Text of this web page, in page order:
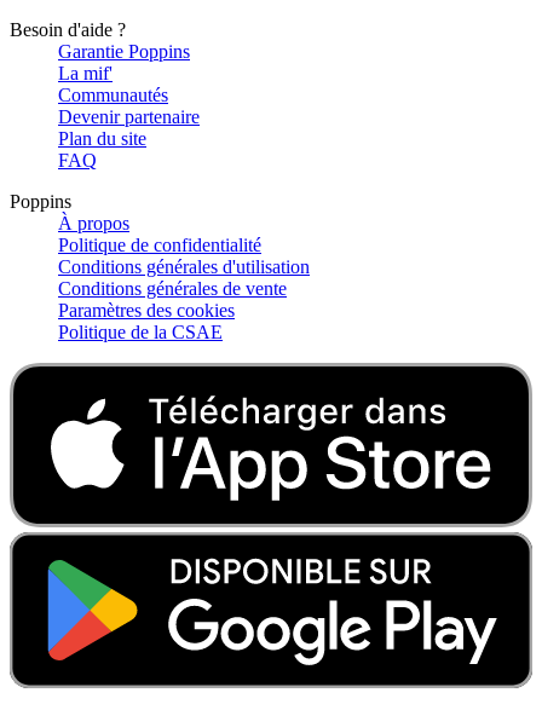
Besoin d'aide ?
Garantie Poppins
La mif'
Communautés
Devenir partenaire
Plan du site
FAQ
Poppins
À propos
Politique de confidentialité
Conditions générales d'utilisation
Conditions générales de vente
Paramètres des cookies
Politique de la CSAE